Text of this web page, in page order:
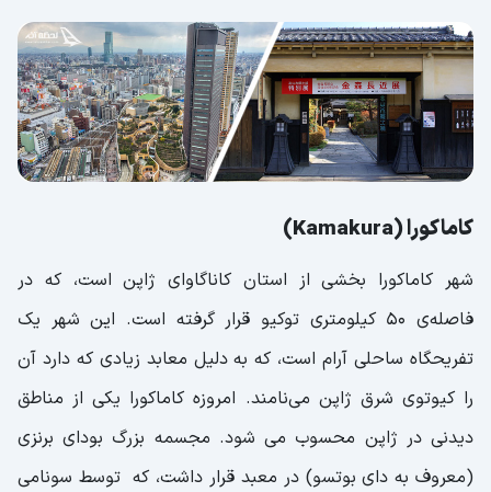
کاماکورا (Kamakura)
شهر کاماکورا بخشی از استان کاناگاوای ژاپن است، که در
فاصله‌ی 50 کیلومتری توکیو قرار گرفته است. این شهر یک
تفریحگاه ساحلی آرام است، که به دلیل معابد زیادی که دارد آن
را کیوتوی شرق ژاپن می‌نامند. امروزه کاماکورا یکی از مناطق
دیدنی در ژاپن محسوب می شود. مجسمه بزرگ بودای برنزی
(معروف به دای بوتسو) در معبد قرار داشت، که توسط سونامی